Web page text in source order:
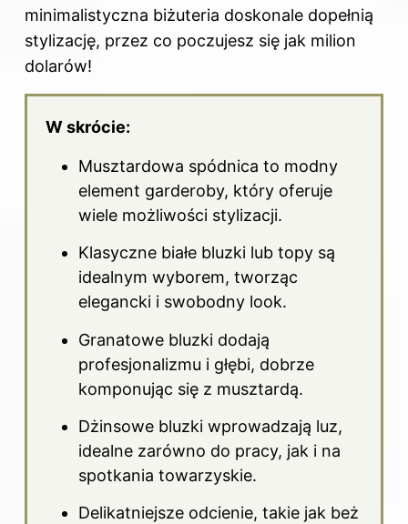
minimalistyczna biżuteria doskonale dopełnią
stylizację, przez co poczujesz się jak milion
dolarów!
W skrócie:
Musztardowa spódnica to modny
element garderoby, który oferuje
wiele możliwości stylizacji.
Klasyczne białe bluzki lub topy są
idealnym wyborem, tworząc
elegancki i swobodny look.
Granatowe bluzki dodają
profesjonalizmu i głębi, dobrze
komponując się z musztardą.
Dżinsowe bluzki wprowadzają luz,
idealne zarówno do pracy, jak i na
spotkania towarzyskie.
Delikatniejsze odcienie, takie jak beż